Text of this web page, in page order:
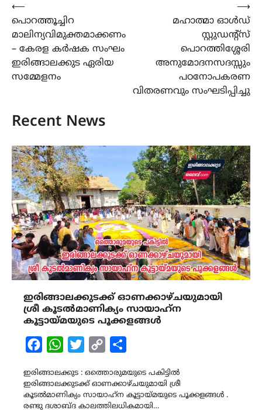
Post
navigation
⟵
പൊറത്തൂച്ചിറ
മാലിന്യവിമുക്തമാക്കണം
– കേരള കർഷക സംഘം
ഇരിങ്ങാലക്കുട ഏരിയ
സമ്മേളനം
മഹാത്മാ ഓൾഡ്
സ്റ്റുഡന്റ്സ്
പൊറത്തിശ്ശേരി
അനുമോദനസദസ്സും
പഠനോപകരണ
വിതരണവും സംഘടിപ്പിച്ചു
⟶
Recent News
ഇരിങ്ങാലക്കുടക്ക് ഓണക്കാഴ്ചയുമായി
ശ്രീ കൂടൽമാണിക്യം സായാഹ്‌ന
കൂട്ടായ്‌മയുടെ പൂക്കളങ്ങൾ
FacebookWhatsAppTwitterCopy
ഇരിങ്ങാലക്കുട : ഒത്തൊരുമയുടെ പകിട്ടിൽ
ഇരിങ്ങാലക്കുടക്ക് ഓണക്കാഴ്ചയുമായി ശ്രീ
കൂടൽമാണിക്യം സായാഹ്‌ന കൂട്ടായ്‌മയുടെ പൂക്കളങ്ങൾ .
രണ്ടു ദശാബ്ദ കാലത്തിലധികമായി…